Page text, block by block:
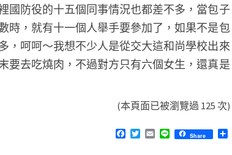
國防役的十五個同事情況也都差不多，當包子
時，就有十一個人舉手要參加了，如果不是包
，呵呵～我想不少人是從交大這和尚學校出來
要去吃燒肉，不過對方只有六個女生，還真是
(本頁面已被瀏覽過 125 次)
F
T
E
L
Share
分